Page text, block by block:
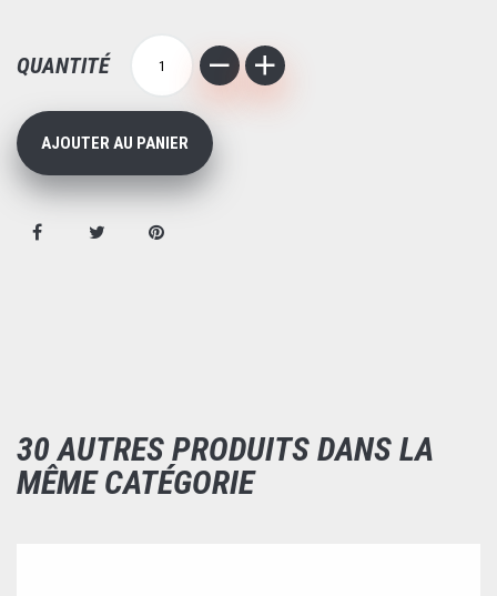
QUANTITÉ
AJOUTER AU PANIER
30 AUTRES PRODUITS DANS LA
MÊME CATÉGORIE